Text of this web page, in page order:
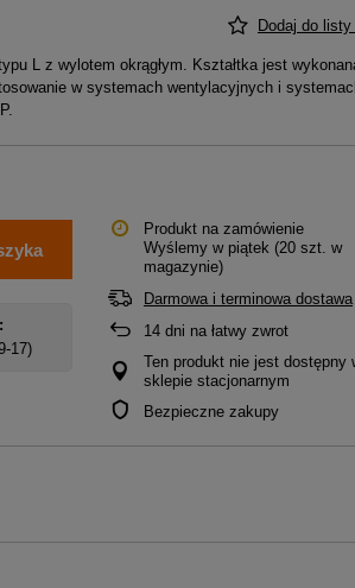
Dodaj do
L z wylotem okrągłym. Kształtka jest
w systemach wentylacyjnych i
17)
Produkt na zamówienie
Wyślemy w piątek (20 szt. w
magazynie)
Darmowa i terminowa dostawa
14 dni na łatwy zwrot
Ten produkt nie jest dostępny
sklepie stacjonarnym
Bezpieczne zakupy